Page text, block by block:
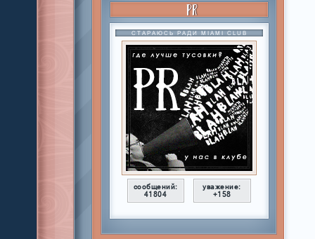
PR
СТАРАЮСЬ РАДИ MIAMI CLUB
сообщений:
41804
уважение:
+158